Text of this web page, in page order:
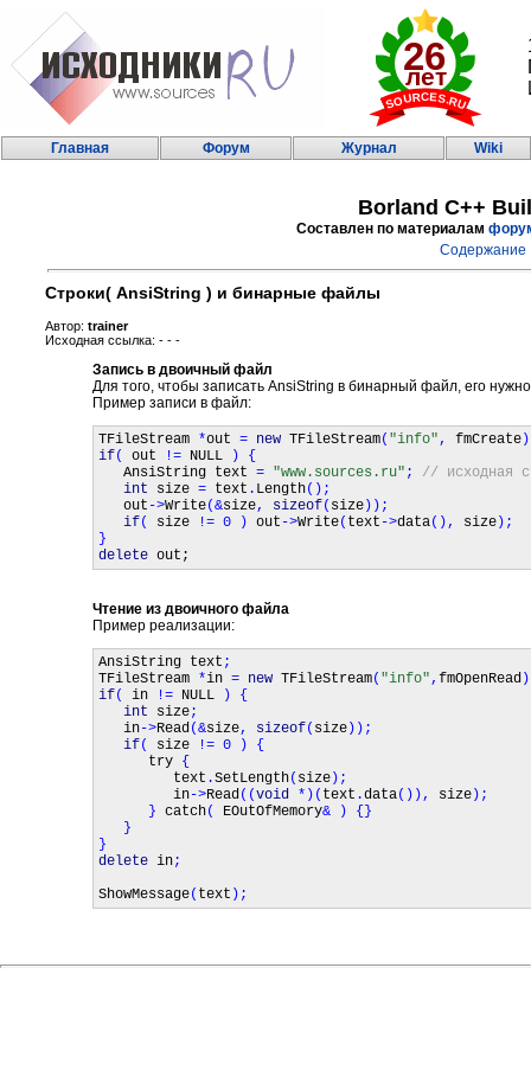
Главная Форум Журнал Wiki
Borland C++
Составлен по материалам
Содержание
Строки( AnsiString ) и бинарные файлы
Автор: trainer
Исходная ссылка: - - -
Запись в двоичный файл
Для того, чтобы записать AnsiString в бинарный файл, его
Пример записи в файл:
TFileStream *out = new TFileStream( "info", fmCreate
if( out != NULL
) {
AnsiString text = "www.sources.ru" ; // исходная
int size = text . Length();
out ->Write(&size, sizeof( size ));
if( size != 0 ) out ->Write( text ->data(), size );
delete out;
Чтение из двоичного файла
Пример реализации:
AnsiString text
TFileStream *in = new TFileStream( "info", fmOpenRead
if( in != NULL
) {
int size;
in->Read(&size, sizeof( size ));
if( size
!= 0 ) {
try {
text .SetLength( size );
in->Read((void *)( text .data()), size );
} catch( EOutOfMemory& ) {}
}
delete in;
ShowMessage( text